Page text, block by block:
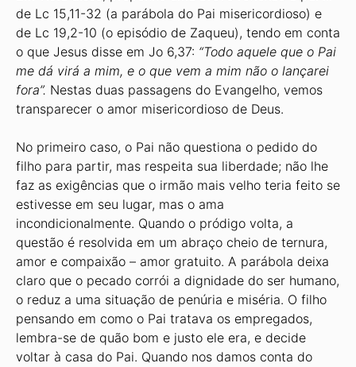
de Lc 15,11-32 (a parábola do Pai misericordioso) e
de Lc 19,2-10 (o episódio de Zaqueu), tendo em conta
o que Jesus disse em Jo 6,37: “Todo aquele que o Pai
me dá virá a mim, e o que vem a mim não o lançarei
fora”. Nestas duas passagens do Evangelho, vemos
transparecer o amor misericordioso de Deus.
No primeiro caso, o Pai não questiona o pedido do
filho para partir, mas respeita sua liberdade; não lhe
faz as exigências que o irmão mais velho teria feito se
estivesse em seu lugar, mas o ama
incondicionalmente. Quando o pródigo volta, a
questão é resolvida em um abraço cheio de ternura,
amor e compaixão – amor gratuito. A parábola deixa
claro que o pecado corrói a dignidade do ser humano,
o reduz a uma situação de penúria e miséria. O filho
pensando em como o Pai tratava os empregados,
lembra-se de quão bom e justo ele era, e decide
voltar à casa do Pai. Quando nos damos conta do